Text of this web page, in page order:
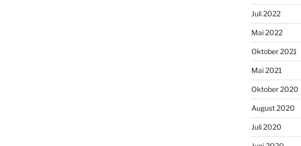
Juli 2022
Mai 2022
Oktober 2021
Mai 2021
Oktober 2020
August 2020
Juli 2020